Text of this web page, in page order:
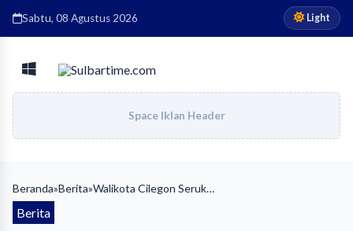
Sabtu, 08 Agustus 2026 Light
Space Iklan Header
Beranda»Berita» Walikota Cilegon Serukan Kolaborasi di Hari Buruh 2025
Berita